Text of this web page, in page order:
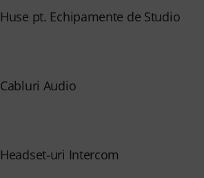
Huse pt. Echipamente de Studio
Cabluri Audio
Headset-uri Intercom